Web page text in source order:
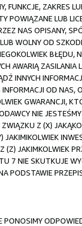
FUNKCJE, ZAKRES
LUB
NAS OPISANY,
WOLNY OD
AWARIĄ
INNYCH
OD
GWARANCJI,
NIE
Z (X)
JAKIMIKOLWIEK
JAKIMKOLWIEK
7 NIE SKUTKUJE
PODSTAWIE